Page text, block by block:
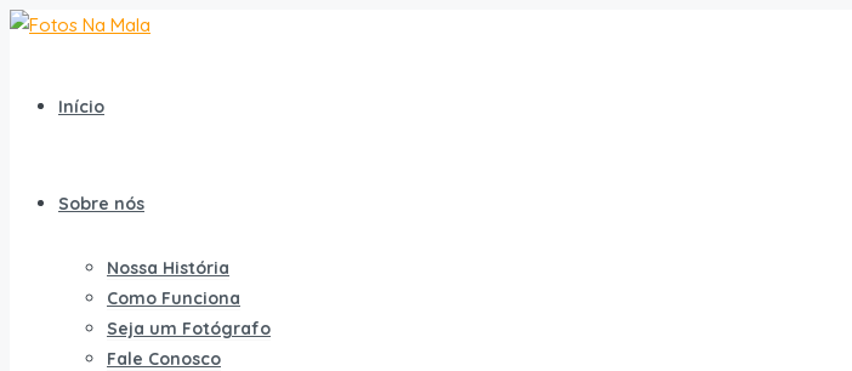
Início
Sobre nós
Nossa História
Como Funciona
Seja um Fotógrafo
Fale Conosco